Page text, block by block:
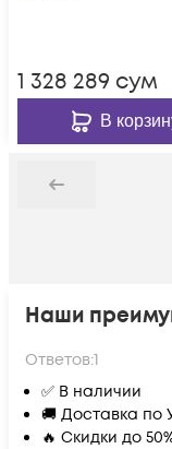
1 328 289 сум
В
Назад
Наши
Ответов:1
✅ В наличии
🚚 Доставка по
🔥 Скидки до